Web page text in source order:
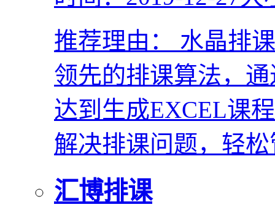
推荐理由：
水晶排
领先的排课算法，
达到生成EXCEL课
解决排课问题，轻
汇博排课